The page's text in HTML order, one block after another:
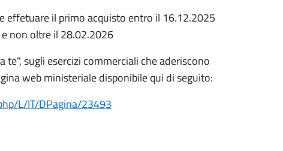
effetuare il primo acquisto entro il 16.12.2025
non oltre il 28.02.2026
sugli esercizi commerciali che aderiscono
web ministeriale disponibile qui di seguito:
L/IT/DPagina/23493